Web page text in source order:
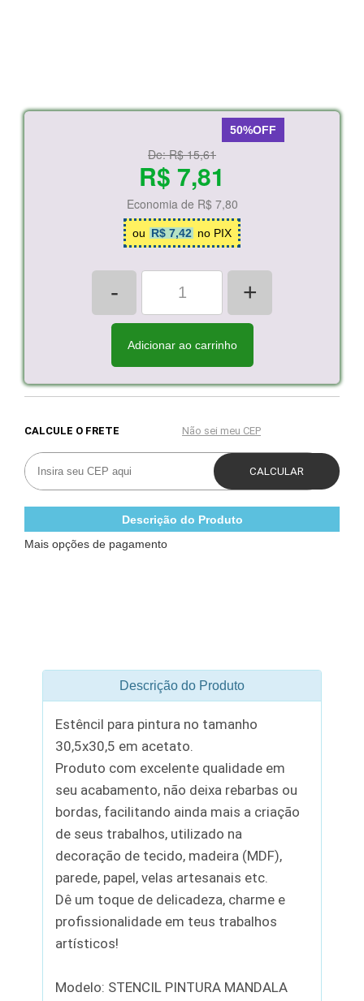
50%OFF
De:R$ 15,61
R$ 7,81
Economia de R$ 7,80
ou R$ 7,42 no PIX
- +
Adicionar ao carrinho
Descrição do Produto
Mais opções de pagamento
Descrição do Produto
Estêncil para pintura no tamanho
30,5x30,5 em acetato.
Produto com excelente qualidade em
seu acabamento, não deixa rebarbas ou
bordas, facilitando ainda mais a criação
de seus trabalhos, utilizado na
decoração de tecido, madeira (MDF),
parede, papel, velas artesanais etc.
Dê um toque de delicadeza, charme e
profissionalidade em teus trabalhos
artísticos!
Modelo: STENCIL PINTURA MANDALA